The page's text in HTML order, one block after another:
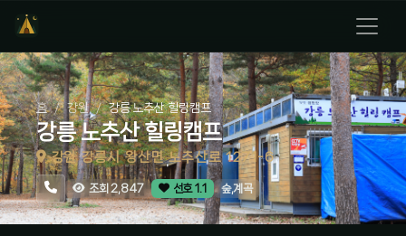
홈 강원 강릉 노추산 힐링캠프
강릉 노추산 힐링캠프
강원 강릉시 왕산면 노추산로 1271-6
조회 2,847 선호 1.1 숲,계곡